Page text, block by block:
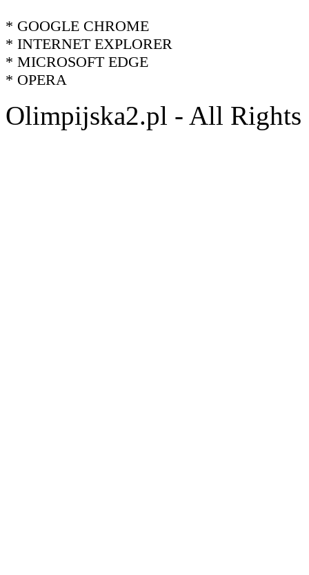
* GOOGLE CHROME
* INTERNET EXPLORER
* MICROSOFT EDGE
* OPERA
Olimpijska2.pl - All Rights